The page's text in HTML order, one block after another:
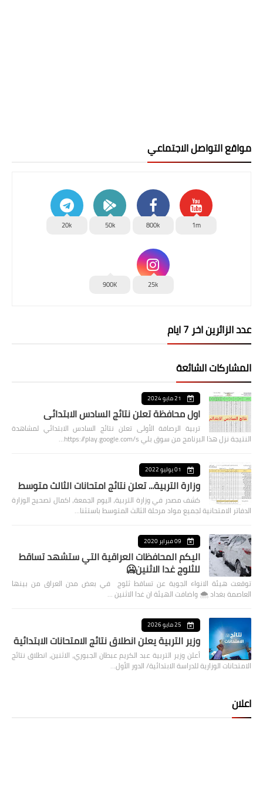
مواقع التواصل الاجتماعي
1m
800k
50k
20k
25k
900K
عدد الزائرين اخر 7 ايام
المشاركات الشائعة
21 مايو 2024
اول محافظة تعلن نتائج السادس الابتدائي
تربية الرصافة الأولى تعلن نتائج السادس الابتدائي لمشاهدة
النتيجة نزل هذا البرنامج من سوق بلي https://play.google.com/s…
01 يوليو 2022
وزارة التربية... تعلن نتائج امتحانات الثالث متوسط
كشف مصدر في وزارة التربية، اليوم الجمعة، اكمال تصحيح الوزارة
الدفاتر الامتحانية لجميع مواد مرحلة الثالث المتوسط باستثنا…
09 فبراير 2020
اليكم المحافظات العراقية التي ستشهد تساقط
للثلوج غدا الاثنين🥶
توقعت هيئة الانواء الجوية عن تساقط ثلوج في بعض مدن العراق من بينها
العاصمة بغداد ⁦🌨️⁩ واضافت الهيئة ان غدا الاثنين …
25 مايو 2026
وزير التربية يعلن انطلاق نتائج الامتحانات الابتدائية
أعلن وزير التربية عبد الكريم عبطان الجبوري، الاثنين، انطلاق نتائج
الامتحانات الوزارية للدراسة الابتدائية/ الدور الأول…
اعلان